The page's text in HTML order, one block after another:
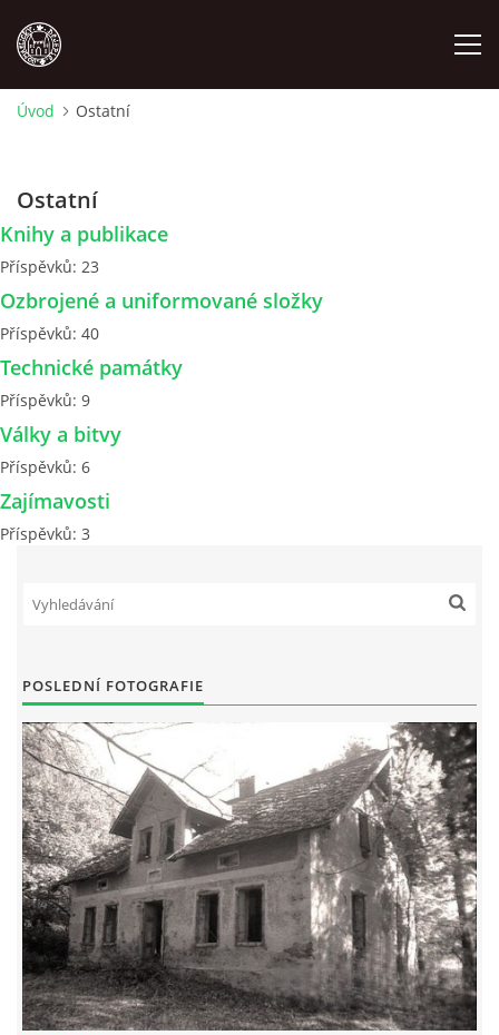
NÁRODOPIS
OSOBNOSTI
OSTATNÍ
ODKAZY
O NÁS
DŮL NA SLÍDU (NA KOLE)
tel. 773 916 275
info@domdej.cz
--------------------------------------------------------------
Tento projekt je realizován za finanční podpory
města Domažlice.
© 2026 eStránky.cz |Aktualizováno: 17. 7. 2026|Nahoru ↑
Úvod Ostatní
Ostatní
Knihy a publikace
Příspěvků: 23
Ozbrojené a uniformované složky
Příspěvků: 40
Technické památky
Příspěvků: 9
Války a bitvy
Příspěvků: 6
Zajímavosti
Příspěvků: 3
POSLEDNÍ FOTOGRAFIE